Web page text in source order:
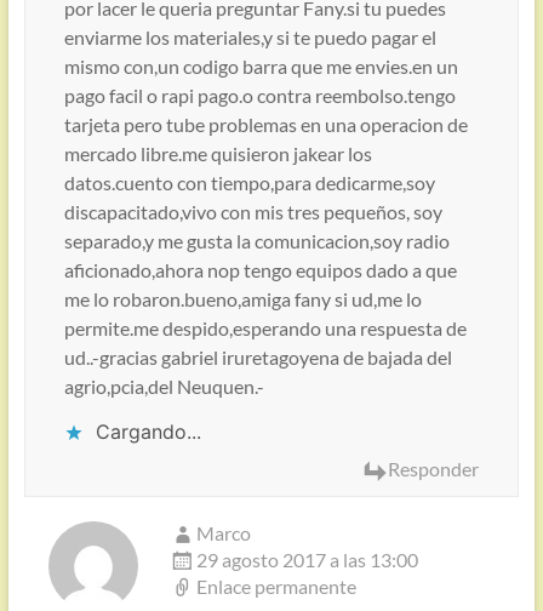
por lacer le queria preguntar Fany.si tu puedes
enviarme los materiales,y si te puedo pagar el
mismo con,un codigo barra que me envies.en un
pago facil o rapi pago.o contra reembolso.tengo
tarjeta pero tube problemas en una operacion de
mercado libre.me quisieron jakear los
datos.cuento con tiempo,para dedicarme,soy
discapacitado,vivo con mis tres pequeños, soy
separado,y me gusta la comunicacion,soy radio
aficionado,ahora nop tengo equipos dado a que
me lo robaron.bueno,amiga fany si ud,me lo
permite.me despido,esperando una respuesta de
ud..-gracias gabriel iruretagoyena de bajada del
agrio,pcia,del Neuquen.-
Cargando...
Responder
Marco
29 agosto 2017 a las 13:00
Enlace permanente